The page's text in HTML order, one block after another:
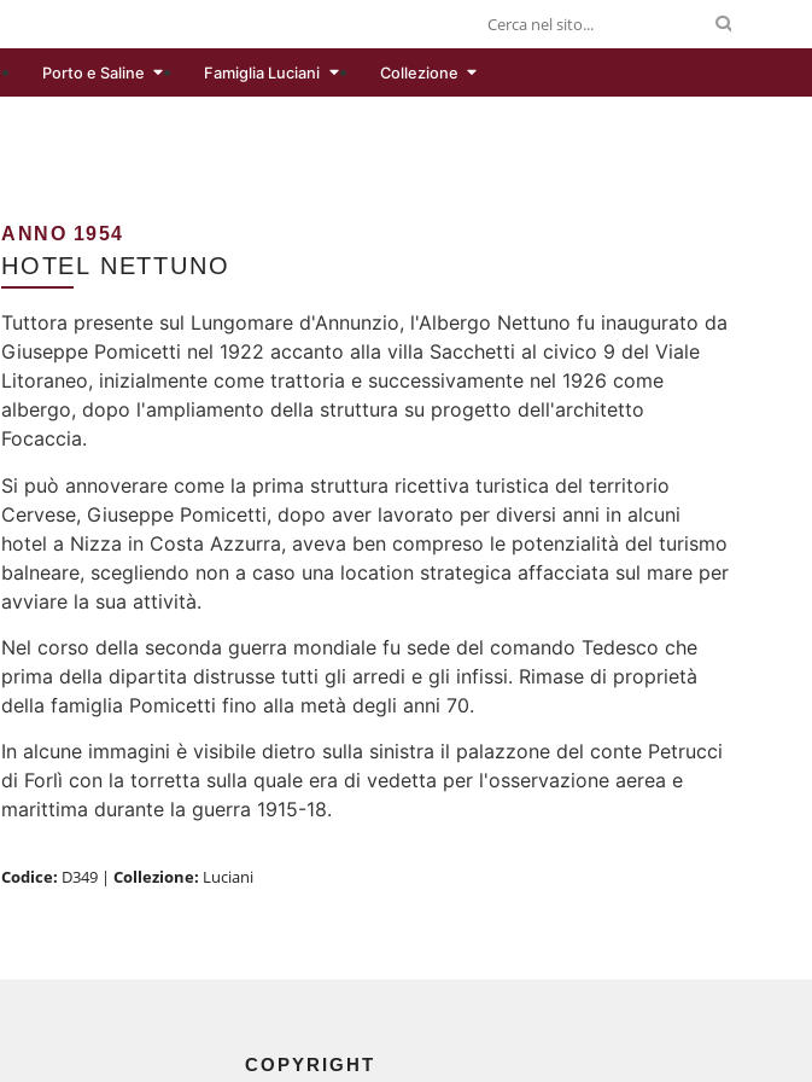
Porto e Saline Famiglia Luciani Collezione
ANNO 1954
HOTEL NETTUNO
Tuttora presente sul Lungomare d'Annunzio, l'Albergo Nettuno fu inaugurato da
Giuseppe Pomicetti nel 1922 accanto alla villa Sacchetti al civico 9 del Viale
Litoraneo, inizialmente come trattoria e successivamente nel 1926 come
albergo, dopo l'ampliamento della struttura su progetto dell'architetto
Focaccia.
Si può annoverare come la prima struttura ricettiva turistica del territorio
Cervese, Giuseppe Pomicetti, dopo aver lavorato per diversi anni in alcuni
hotel a Nizza in Costa Azzurra, aveva ben compreso le potenzialità del turismo
balneare, scegliendo non a caso una location strategica affacciata sul mare per
avviare la sua attività.
Nel corso della seconda guerra mondiale fu sede del comando Tedesco che
prima della dipartita distrusse tutti gli arredi e gli infissi. Rimase di proprietà
della famiglia Pomicetti fino alla metà degli anni 70.
In alcune immagini è visibile dietro sulla sinistra il palazzone del conte Petrucci
di Forlì con la torretta sulla quale era di vedetta per l'osservazione aerea e
marittima durante la guerra 1915-18.
Codice: D349 | Collezione: Luciani
COPYRIGHT